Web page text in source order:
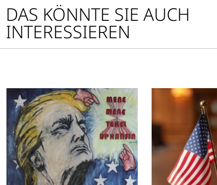
DAS KÖNNTE SIE AUCH
INTERESSIEREN